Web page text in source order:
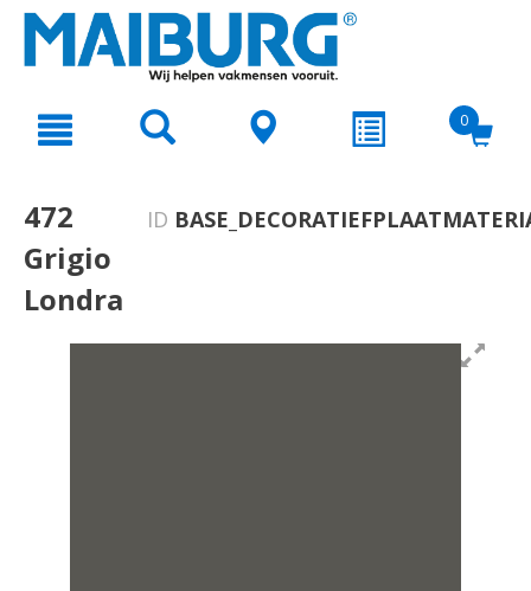
text.skipToNavigation
0
472
Grigio
Londra
ID